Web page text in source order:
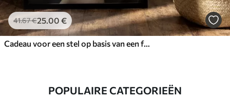
41.67€25.00 €
Cadeau voor een stel op basis van een foto op canvas
POPULAIRE CATEGORIEËN